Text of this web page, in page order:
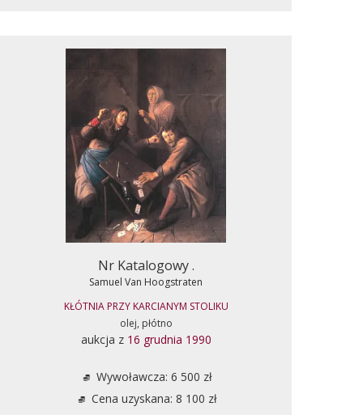
Nr Katalogowy .
Samuel Van Hoogstraten
KŁÓTNIA PRZY KARCIANYM STOLIKU
olej, płótno
aukcja z 16 grudnia 1990
Wywoławcza: 6 500 zł
Cena uzyskana: 8 100 zł